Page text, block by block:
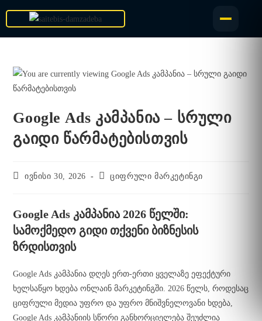
Google Ads კამპანია – სრული
გაიდი წარმატებისთვის
ივნისი 30, 2026 ციფრული მარკეტინგი
Google Ads კამპანია 2026 წელში:
სამოქმედო გიდი თქვენი ბიზნესის
ზრდისთვის
Google Ads კამპანია დღეს ერთ-ერთი ყველაზე ეფექტური
ხელსაწყო ხდება ონლაინ მარკეტინგში. 2026 წელს, როდესაც
ციფრული მედია უფრო და უფრო მნიშვნელოვანი ხდება,
Google Ads კამპანიის სწორი განხორციელება შეუძლია